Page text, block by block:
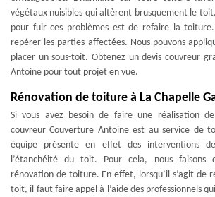
végétaux nuisibles qui altèrent brusquement le
pour fuir ces problèmes est de refaire la
repérer les parties affectées. Nous pouvons
placer un sous-toit. Obtenez un devis couvreur
Antoine pour tout projet en vue.
Rénovation de toiture à La Chapelle
Si vous avez besoin de faire une réalisation
couvreur Couverture Antoine est au service de
équipe présente en effet des interventions
l’étanchéité du toit. Pour cela, nous faisons
rénovation de toiture. En effet, lorsqu’il s’agit de
toit, il faut faire appel à l’aide des professionnels